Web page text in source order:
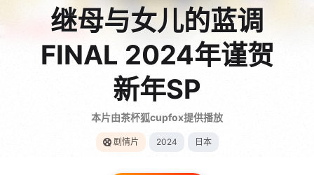
继母与女儿的蓝调
FINAL 2024年谨贺
新年SP
本片由茶杯狐cupfox提供播放
剧情片 2024 日本